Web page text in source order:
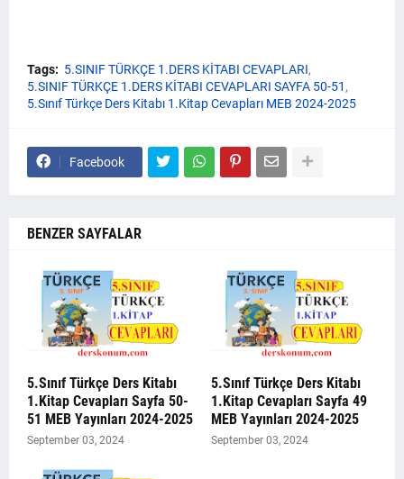
Tags: 5.SINIF TÜRKÇE 1.DERS KİTABI CEVAPLARI
5.SINIF TÜRKÇE 1.DERS KİTABI CEVAPLARI SAYFA 50-51
5.Sınıf Türkçe Ders Kitabı 1.Kitap Cevapları MEB 2024-2025
Facebook
BENZER SAYFALAR
5.Sınıf Türkçe Ders Kitabı
1.Kitap Cevapları Sayfa 50-
51 MEB Yayınları 2024-2025
September 03, 2024
5.Sınıf Türkçe Ders Kitabı
1.Kitap Cevapları Sayfa 49
MEB Yayınları 2024-2025
September 03, 2024